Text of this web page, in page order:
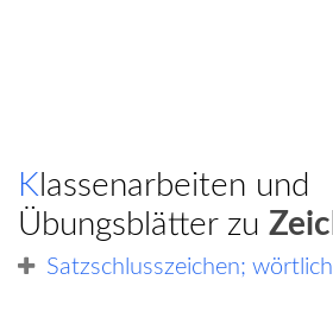
Klassenarbeiten und
Übungsblätter zu
Satzschlusszeichen;